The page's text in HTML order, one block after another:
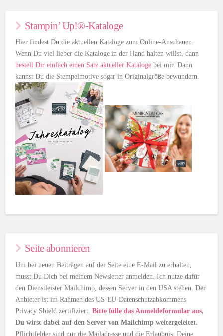
Stampin’ Up!®-Kataloge
Hier findest Du die aktuellen Kataloge zum Online-Anschauen.
Wenn Du viel lieber die Kataloge in der Hand halten willst, dann
bestell Dir einfach einen Satz aktueller Kataloge bei mir. Dann
kannst Du die Stempelmotive sogar in Originalgröße bewundern.
Seite abonnieren
Um bei neuen Beiträgen auf der Seite eine E-Mail zu erhalten,
musst Du Dich bei meinem Newsletter anmelden. Ich nutze dafür
den Dienstleister Mailchimp, dessen Server in den USA stehen. Der
Anbieter ist im Rahmen des US-EU-Datenschutzabkommens
Privacy Shield zertifiziert.Bitte fülle das Anmeldeformular aus,
Du wirst dabei auf den Server von Mailchimp weitergeleitet.
Pflichtfelder sind nur die Mailadresse und die Erlaubnis, Deine